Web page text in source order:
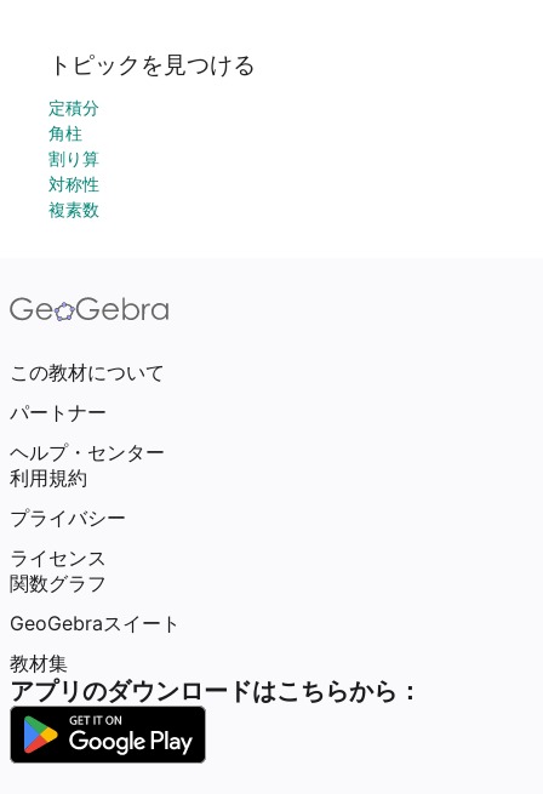
トピックを見つける
定積分
角柱
割り算
対称性
複素数
この教材について
パートナー
ヘルプ・センター
利用規約
プライバシー
ライセンス
関数グラフ
GeoGebraスイート
教材集
アプリのダウンロードはこちらから：